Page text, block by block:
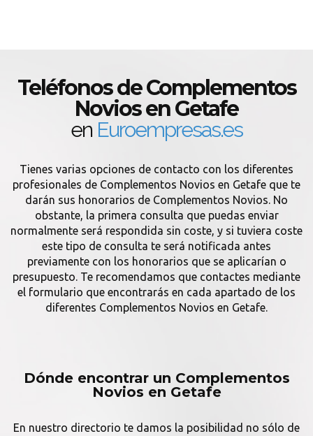
Teléfonos de Complementos
Novios en Getafe
en Euroempresas.es
Tienes varias opciones de contacto con los diferentes
profesionales de Complementos Novios en Getafe que te
darán sus honorarios de Complementos Novios. No
obstante, la primera consulta que puedas enviar
normalmente será respondida sin coste, y si tuviera coste
este tipo de consulta te será notificada antes
previamente con los honorarios que se aplicarían o
presupuesto. Te recomendamos que contactes mediante
el formulario que encontrarás en cada apartado de los
diferentes Complementos Novios en Getafe.
Dónde encontrar un Complementos
Novios en Getafe
En nuestro directorio te damos la posibilidad no sólo de